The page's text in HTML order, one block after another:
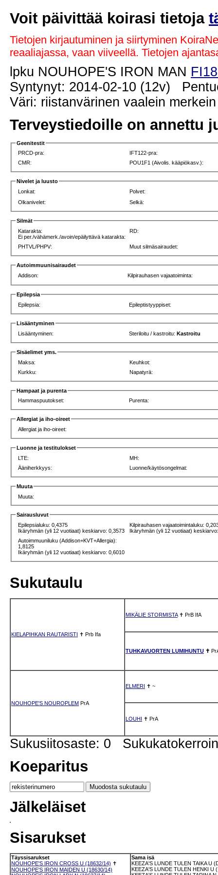
Voit päivittää koirasi tietoja
Tietojen kirjautuminen ja siirtyminen
reaaliajassa, vaan viiveellä. Tietojen
lpku NOUHOPE'S IRON MAN
Syntynyt: 2014-02-10 (12v)
Väri: riistanvärinen vaalein merkein
Terveystiedoille on annettu
Geenitestit
PRCD-pra:
IFT122-pra:
CMR:
POU1F1 (Aivolis. kääpiökasv.):
Nivelet ja luusto
Lonkat:
Polvet:
Olkanivelet:
Selkä:
Silmät
Katarakta:
Ei per./vähämerk./avoin/epäilyttävä katarakta:
RD:
PHTVL/PHPV: Muut silmäsairaudet:
Autoimmuunisairaudet
Addison:
Kilpirauhasen vajaatoiminta:
Epilepsia
Epilepsia:
Epileptistyyppiset:
Lisääntyminen
Lisääntyminen:
Steriloitu / kastroitu:Kastroitu
Sisäelimet yms.
Maksa:
Keuhkot:
Kurkku:
Napatyrä:
Hampaat ja purenta
Hammaspuutokset:
Purenta:
Allergiat ja iho-oireet
Allergiat ja iho-oireet:
Luonne ja testitulokset
LTE:
MH:
Ääniherkkyys:
Luonne/käytösongelmat:
Muuta
Muuta:
Sairausluvut
Epilepsialuku: 0,4375
Ikäryhmän (yli 12 vuotiaat) keskiarvo: 0,3573
Kilpirauhasen vajaatoimintaluku:
Ikäryhmän (yli 12 vuotiaat)
Autoimmuuniluku (Addison+KVT+Allergia):
1,8125
Ikäryhmän (yli 12 vuotiaat) keskiarvo: 0,6010
Sukutaulu
KIELAPIHKAN RAUTARISTI ✝ Prb Ifa
MIKÄLIE STORMISTA✝ PrB IfA
TUHKAVUORTEN LUMIHUNTU ✝
NOUHOPE'S NOUROPLEM PrA
ELMERI ✝ ~
LOUHI ✝ PrA
Sukusiitosaste: 0
Koeparitus
Jälkeläiset
Sisarukset
Täyssisarukset
NOUHOPE'S IRON CROSS U (18632/14) ✝
NOUHOPE'S IRON MAIDEN U (18630/14)
Sama isä
KEEZA'S LUNDE TULEN TAIKA U
KEEZA'S LUNDE TULEN HENKI U